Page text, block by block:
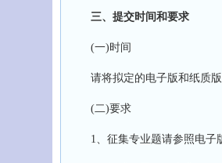
三、提交时间和要求
(一)时间
请将拟定的电子版和纸质版
(二)要求
1、征集专业题请参照电子版